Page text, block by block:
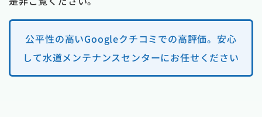
公平性の高いGoogleクチコミでの高評価。安心
して水道メンテナンスセンターにお任せください